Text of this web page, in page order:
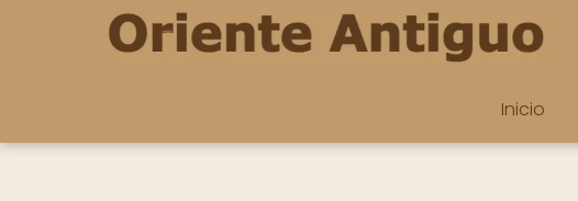
Inicio